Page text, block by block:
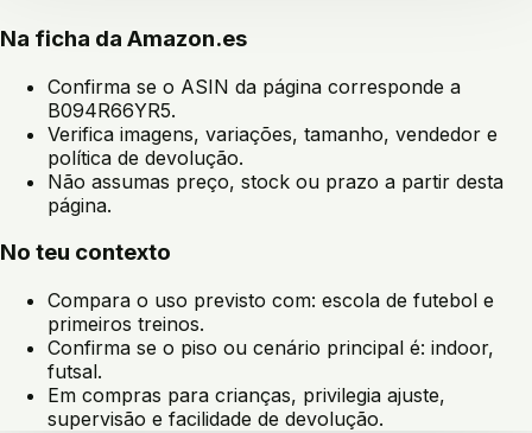
Na ficha da Amazon.es
Confirma se o ASIN da página corresponde a
B094R66YR5.
Verifica imagens, variações, tamanho, vendedor e
política de devolução.
Não assumas preço, stock ou prazo a partir desta
página.
No teu contexto
Compara o uso previsto com: escola de futebol e
primeiros treinos.
Confirma se o piso ou cenário principal é: indoor,
futsal.
Em compras para crianças, privilegia ajuste,
supervisão e facilidade de devolução.